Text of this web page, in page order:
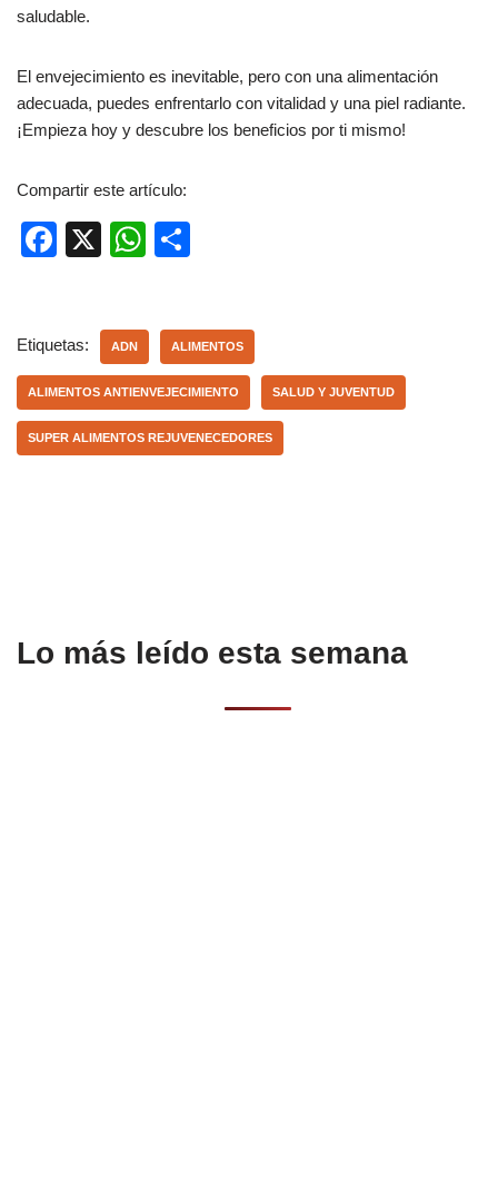
saludable.
El envejecimiento es inevitable, pero con una alimentación
adecuada, puedes enfrentarlo con vitalidad y una piel radiante.
¡Empieza hoy y descubre los beneficios por ti mismo!
Compartir este artículo:
F
e
b
o
o
X
W
s
A
p
p
p
ar
tir
Etiquetas: ADN ALIMENTOS
ALIMENTOS ANTIENVEJECIMIENTO SALUD Y JUVENTUD
SUPER ALIMENTOS REJUVENECEDORES
Lo más leído esta semana